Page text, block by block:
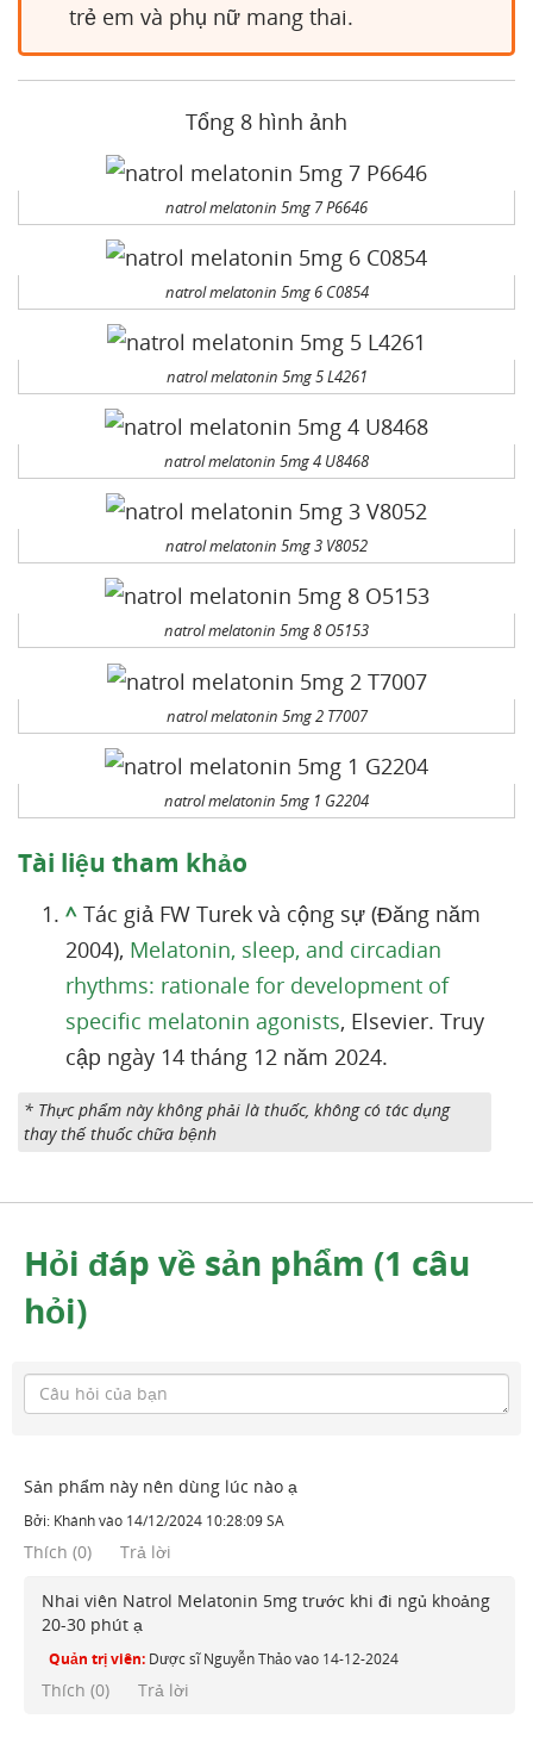
trẻ em và phụ nữ mang thai.
Tổng 8 hình ảnh
natrol melatonin 5mg 7 P6646
natrol melatonin 5mg 6 C0854
natrol melatonin 5mg 5 L4261
natrol melatonin 5mg 4 U8468
natrol melatonin 5mg 3 V8052
natrol melatonin 5mg 8 O5153
natrol melatonin 5mg 2 T7007
natrol melatonin 5mg 1 G2204
Tài liệu tham khảo
^ Tác giả FW Turek và cộng sự (Đăng năm
2004), Melatonin, sleep, and circadian
rhythms: rationale for development of
specific melatonin agonists, Elsevier. Truy
cập ngày 14 tháng 12 năm 2024.
* Thực phẩm này không phải là thuốc, không có tác dụng
thay thế thuốc chữa bệnh
Hỏi đáp về sản phẩm (1 câu
hỏi)
Sản phẩm này nên dùng lúc nào ạ
Bởi: Khánhvào 14/12/2024 10:28:09 SA
Thích (0) Trả lời
Nhai viên Natrol Melatonin 5mg trước khi đi ngủ khoảng
20-30 phút ạ
Quản trị viên: Dược sĩ Nguyễn Thảovào 14-12-2024
Thích (0) Trả lời